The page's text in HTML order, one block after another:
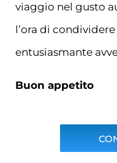
viaggio nel gusto
l’ora di
entusiasmante
Buon appetito